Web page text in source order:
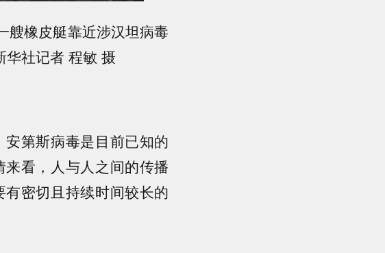
艘橡皮艇靠近涉汉坦病毒
华社记者 程敏 摄
第斯病毒是目前已知的
看，人与人之间的传播
密切且持续时间较长的